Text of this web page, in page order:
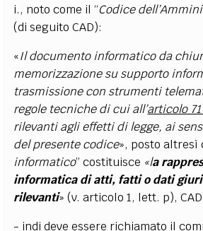
i., noto come il “Codice
(di seguito CAD):
«Il documento informatico da
memorizzazione su supporto
trasmissione con strumenti
regole tecniche di cui all’articolo 71
rilevanti agli effetti di legge, ai
del presente codice», posto altresì
informatico” costituisce «la
informatica di atti, fatti o dati
rilevanti» (v. articolo 1, lett. p),
- indi deve essere richiamato il